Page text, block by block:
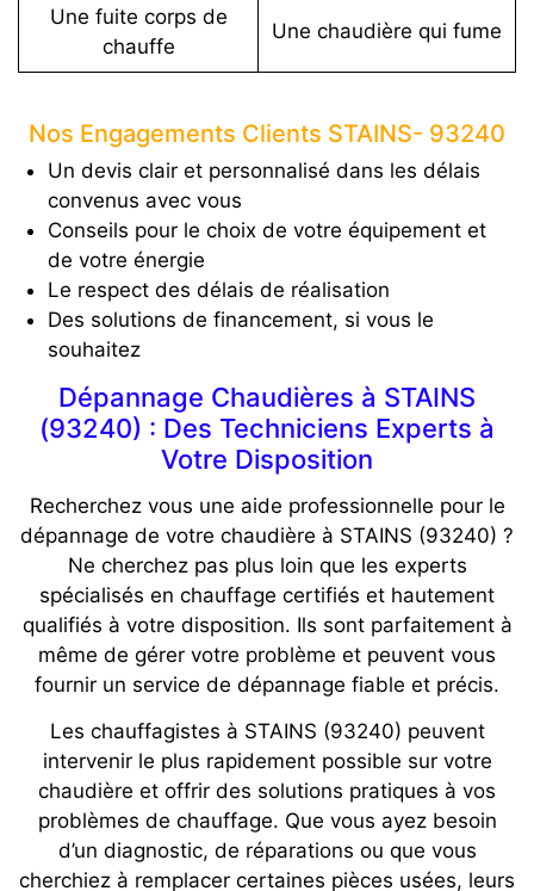
Une fuite corps de
chauffe
Une chaudière qui fume
Nos Engagements Clients STAINS- 93240
Un devis clair et personnalisé dans les délais
convenus avec vous
Conseils pour le choix de votre équipement et
de votre énergie
Le respect des délais de réalisation
Des solutions de financement, si vous le
souhaitez
Dépannage Chaudières à STAINS
(93240) : Des Techniciens Experts à
Votre Disposition
Recherchez vous une aide professionnelle pour le
dépannage de votre chaudière à STAINS (93240) ?
Ne cherchez pas plus loin que les experts
spécialisés en chauffage certifiés et hautement
qualifiés à votre disposition. Ils sont parfaitement à
même de gérer votre problème et peuvent vous
fournir un service de dépannage fiable et précis.
Les chauffagistes à STAINS (93240) peuvent
intervenir le plus rapidement possible sur votre
chaudière et offrir des solutions pratiques à vos
problèmes de chauffage. Que vous ayez besoin
d’un diagnostic, de réparations ou que vous
cherchiez à remplacer certaines pièces usées, leurs